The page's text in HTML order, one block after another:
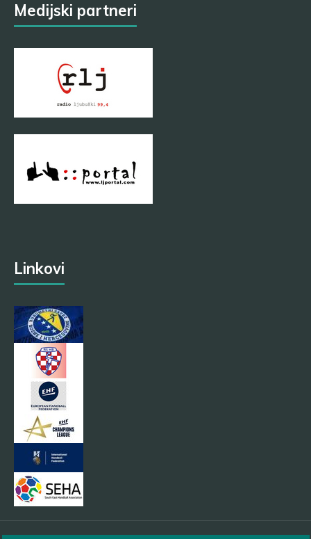
Medijski partneri
Linkovi